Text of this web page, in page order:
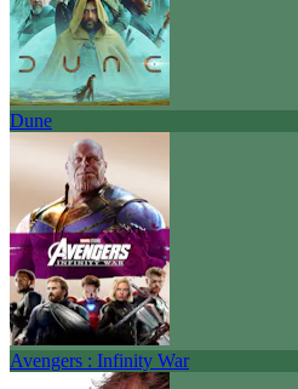
Dune
Avengers : Infinity War